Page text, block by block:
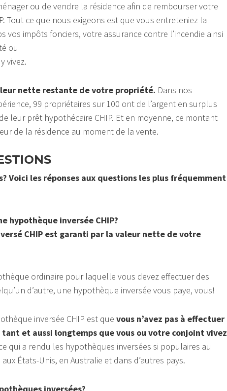
ou de vendre la résidence afin de rembourser votre
Tout ce que nous exigeons est que vous entreteniez la
vos impôts fonciers, votre assurance contre l’incendie ainsi
ou
vivez.
nette restante de votre propriété. Dans nos
99 propriétaires sur 100 ont de l’argent en surplus
leur prêt hypothécaire CHIP. Et en moyenne, ce montant
de la résidence au moment de la vente.
Voici les réponses aux questions les plus fréquemment
hypothèque inversée CHIP?
CHIP est garanti par la valeur nette de votre
ordinaire pour laquelle vous devez effectuer des
d’autre, une hypothèque inversée vous paye, vous!
inversée CHIP est que vous n’avez pas à effectuer
et aussi longtemps que vous ou votre conjoint vivez
qui a rendu les hypothèques inversées si populaires au
États-Unis, en Australie et dans d’autres pays.